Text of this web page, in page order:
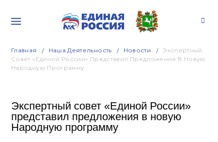
Главная Наша Деятельность Новости
Экспертный
Совет «Единой России» Представил Предложения В Новую
Народную Программу
Экспертный совет «Единой России»
представил предложения в новую
Народную программу